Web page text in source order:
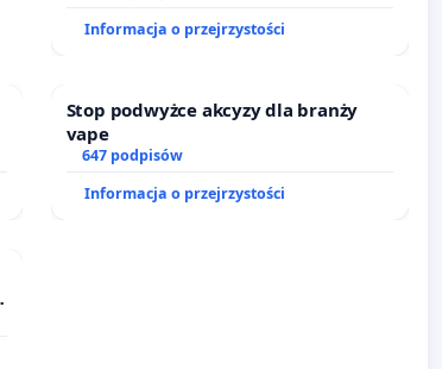
Informacja o przejrzystości
Stop podwyżce akcyzy dla branży
vape
647 podpisów
Informacja o przejrzystości